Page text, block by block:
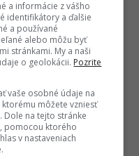
a informácie z vášho
identifikátory a ďalšie
a používané
alebo môžu byť
stránkami. My a naši
o geolokácii. Pozrite
vaše osobné údaje na
môžete vzniesť
Dole na tejto stránke
pomocou ktorého
v nastaveniach